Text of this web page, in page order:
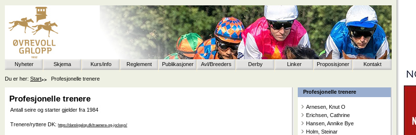
Nyheter Skjema Kurs/info Reglement Publikasjoner Avl/Breeders Derby Linker Proposisjoner Kontakt
Du er her: Start Profesjonelle trenere
Profesjonelle trenere
Arnesen, Knut O
Erichsen, Cathrine
Hansen, Annike Bye
Holm, Steinar
Profesjonelle trenere
Antall seire og starter gjelder fra 1984
Trenere/ryttere DK:https://danskgalop.dk/traenere-og-jockeys/